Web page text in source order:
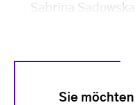
Sabrina
Sie